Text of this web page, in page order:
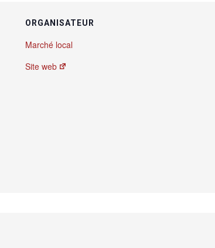
ORGANISATEUR
Marché local
Site web